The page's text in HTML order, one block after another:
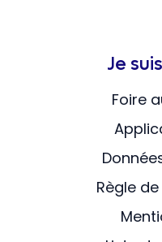
Je
Foire
Règle